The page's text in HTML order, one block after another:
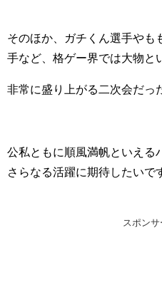
そのほか、ガチくん選手やも
手など、格ゲー界では大物と
非常に盛り上がる二次会だっ
公私ともに順風満帆といえる
さらなる活躍に期待したいで
スポンサ